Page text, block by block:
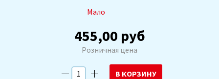
Мало
455,00 руб
Розничная цена
В КОРЗИНУ